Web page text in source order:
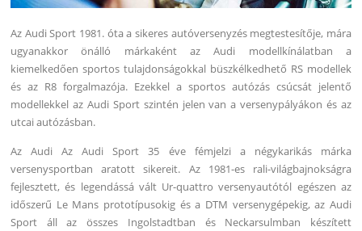
Az Audi Sport 1981. óta a sikeres autóversenyzés megtestesítője, mára
ugyanakkor önálló márkaként az Audi modellkínálatban a
kiemelkedően sportos tulajdonságokkal büszkélkedhető RS modellek
és az R8 forgalmazója. Ezekkel a sportos autózás csúcsát jelentő
modellekkel az Audi Sport szintén jelen van a versenypályákon és az
utcai autózásban.
Az Audi Az Audi Sport 35 éve fémjelzi a négykarikás márka
versenysportban aratott sikereit. Az 1981-es rali-világbajnokságra
fejlesztett, és legendássá vált Ur-quattro versenyautótól egészen az
időszerű Le Mans prototípusokig és a DTM versenygépekig, az Audi
Sport áll az összes Ingolstadtban és Neckarsulmban készített